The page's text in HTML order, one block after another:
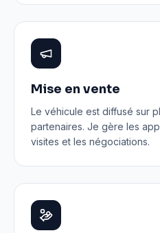
Mise en vente
Le véhicule est diffusé sur
partenaires. Je gère les
visites et les négociations.